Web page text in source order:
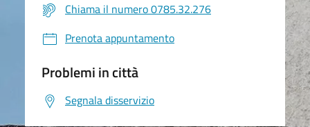
Chiama il numero 0785.32.276
Prenota appuntamento
Problemi in città
Segnala disservizio